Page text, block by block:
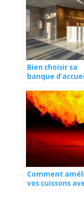
Bien choisir sa
banque
Comment
vos cuissons